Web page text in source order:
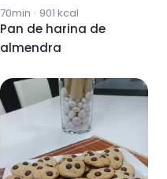
70min · 901 kcal
Pan de harina de
almendra